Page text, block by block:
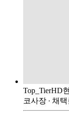
Top_TierHD
코사장 ∙ 채